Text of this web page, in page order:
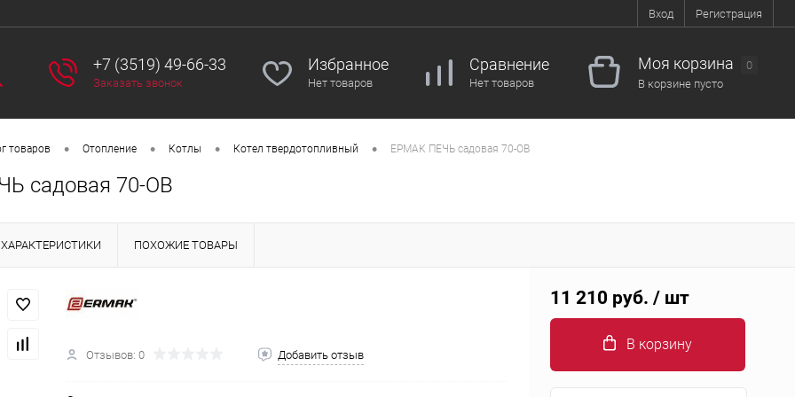
Вход Регистрация
+7 (3519) 49-66-33
Заказать звонок
Избранное
Нет товаров
Сравнение
Нет товаров
Моя корзина
0
В корзине пусто
товаров • Отопление • Котлы • Котел твердотопливный • ЕРМАК ПЕЧЬ садовая 70-ОВ
садовая 70-ОВ
ХАРАКТЕРИСТИКИ ПОХОЖИЕ ТОВАРЫ
Отзывов: 0 Добавить отзыв
11 210 руб. / шт
В корзину